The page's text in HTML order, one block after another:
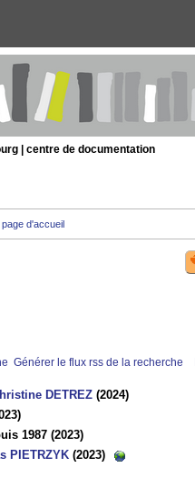
| centre de documentation
d'accueil
Générer le flux rss de la recherche
DETREZ (2024)
1987 (2023)
PIETRZYK (2023)